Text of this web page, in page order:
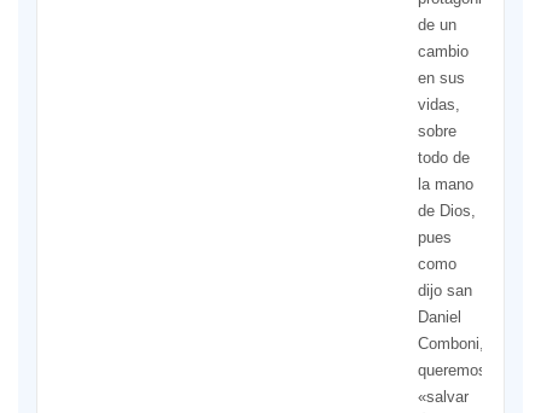
de un
cambio
en sus
vidas,
sobre
todo de
la mano
de Dios,
pues
como
dijo san
Daniel
Comboni,
queremos
«salvar